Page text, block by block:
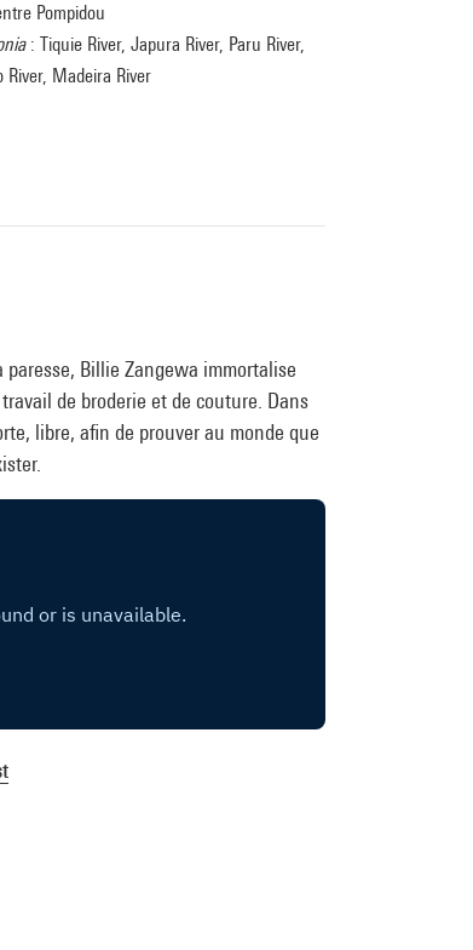
Pompidou
: Tiquie River, Japura River, Paru River,
River, Madeira River
Billie Zangewa immortalise
de broderie et de couture. Dans
libre, afin de prouver au monde que